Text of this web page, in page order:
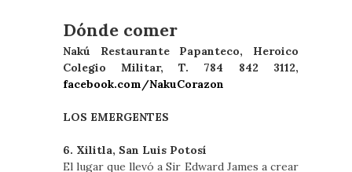
Dónde comer
Nakú Restaurante Papanteco, Heroico
Colegio Militar, T. 784 842 3112,
facebook.com/NakuCorazon
LOS EMERGENTES
6. Xilitla, San Luis Potosí
El lugar que llevó a Sir Edward James a crear